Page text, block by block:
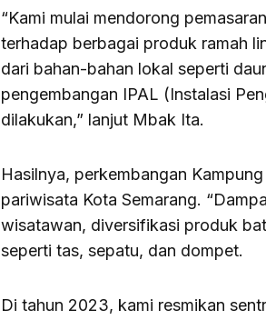
“Kami mulai mendorong
terhadap berbagai produk ramah
dari bahan-bahan lokal seperti
pengembangan IPAL (Instalasi
dilakukan,” lanjut Mbak Ita.
Hasilnya, perkembangan
pariwisata Kota Semarang.
wisatawan, diversifikasi produk
seperti tas, sepatu, dan dompet.
Di tahun 2023, kami resmikan